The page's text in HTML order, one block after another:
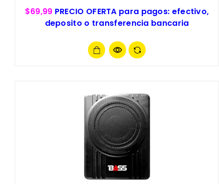
$69,99 PRECIO OFERTA para pagos: efectivo,
deposito o transferencia bancaria